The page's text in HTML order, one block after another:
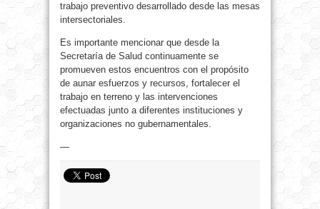
trabajo preventivo desarrollado desde las mesas
intersectoriales.
Es importante mencionar que desde la
Secretaría de Salud continuamente se
promueven estos encuentros con el propósito
de aunar esfuerzos y recursos, fortalecer el
trabajo en terreno y las intervenciones
efectuadas junto a diferentes instituciones y
organizaciones no gubernamentales.
—